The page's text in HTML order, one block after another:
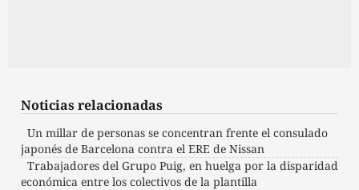
Noticias relacionadas
Un millar de personas se concentran frente el consulado
japonés de Barcelona contra el ERE de Nissan
Trabajadores del Grupo Puig, en huelga por la disparidad
económica entre los colectivos de la plantilla